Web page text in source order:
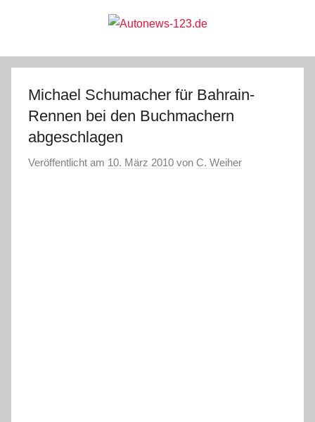
Autonews-
123.de
Michael Schumacher für Bahrain-
Rennen bei den Buchmachern
abgeschlagen
Veröffentlicht am 10. März 2010 von C. Weiher